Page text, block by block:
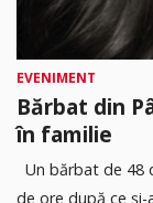
EVENIMENT
Bărbat din
în familie
Un bărbat de 48
de ore după ce și-